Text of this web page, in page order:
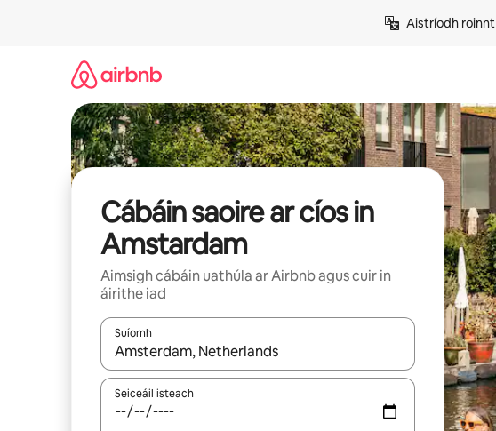
Aistríodh
Cábáin saoire ar cíos in
Amstardam
Aimsigh cábáin uathúla ar Airbnb agus cuir in
áirithe iad
Suíomh
Nuair a bheidh torthaí ar fáil, déan nascleanúint le
Seiceáil isteach